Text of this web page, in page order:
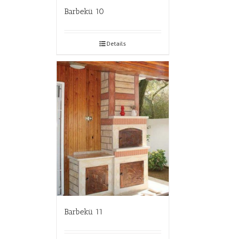
Barbekü 10
Details
Barbekü 11